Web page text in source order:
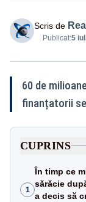
Scris de
Publicat:5
60 de
finanțatorii
CUPRINS
1
În timp ce
sărăcie
a decis să